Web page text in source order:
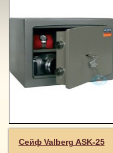
Сейф Valberg ASK-25